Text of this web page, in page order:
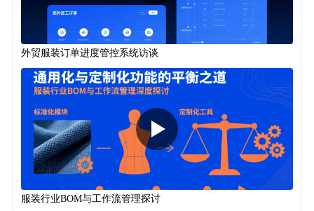
外贸服装订单进度管控系统访谈
服装行业BOM与工作流管理探讨